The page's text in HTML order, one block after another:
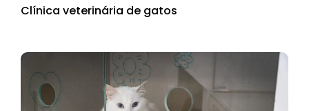
Clínica veterinária de gatos